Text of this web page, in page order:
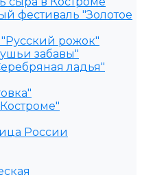
фестиваль "Золотое
рожок"
забавы"
ладья"
России